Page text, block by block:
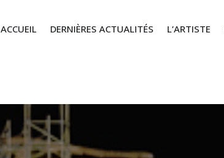
ACCUEIL DERNIÈRES ACTUALITÉS L’ARTISTE